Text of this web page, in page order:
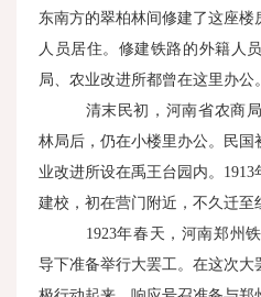
东南方的翠柏林间修建了这座楼
人员居住。修建铁路的外籍人
局、农业改进所都曾在这里办公。
清末民初，河南省农商
林局后，仍在小楼里办公。民
业改进所设在禹王台园内。 1913
建校，初在营门附近，不久迁至
1923年春天，河南郑州
导下准备举行大罢工。在这次